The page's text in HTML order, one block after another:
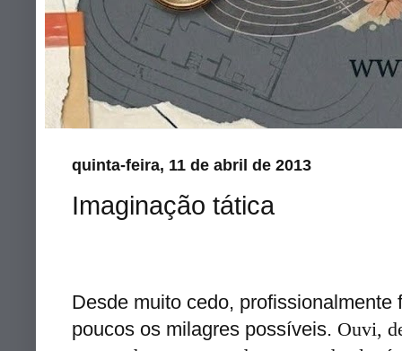
quinta-feira, 11 de abril de 2013
Imaginação tática
Desde muito cedo,
poucos os milagres possíveis. Ouvi,